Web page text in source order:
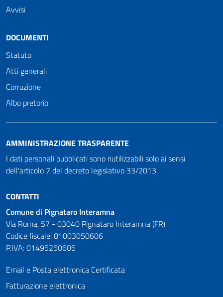
Avvisi
DOCUMENTI
Statuto
Atti generali
Corruzione
Albo pretorio
AMMINISTRAZIONE TRASPARENTE
I dati personali pubblicati sono riutilizzabili solo ai sensi
dell'articolo 7 del decreto legislativo 33/2013
CONTATTI
Comune di Pignataro Interamna
Via Roma, 57 - 03040 Pignataro Interamna (FR)
Codice fiscale: 81003050606
P.IVA: 01495250605
Email e Posta elettronica Certificata
Fatturazione elettronica